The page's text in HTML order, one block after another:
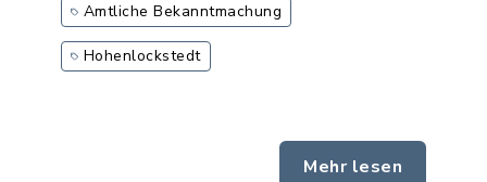
Amtliche Bekanntmachung
Hohenlockstedt
Mehr lesen